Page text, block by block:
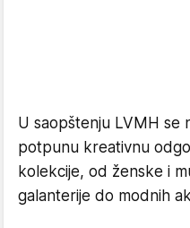
U saopštenju LVMH se
potpunu kreativnu
kolekcije, od ženske i
galanterije do modnih